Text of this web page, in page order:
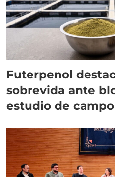
Futerpenol
sobrevida ante
estudio de campo